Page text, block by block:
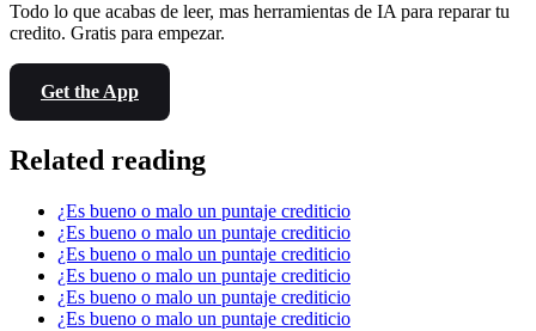
Todo lo que acabas de leer, mas herramientas de IA para reparar tu
credito. Gratis para empezar.
Get the App
Related reading
¿Es bueno o malo un puntaje crediticio
¿Es bueno o malo un puntaje crediticio
¿Es bueno o malo un puntaje crediticio
¿Es bueno o malo un puntaje crediticio
¿Es bueno o malo un puntaje crediticio
¿Es bueno o malo un puntaje crediticio